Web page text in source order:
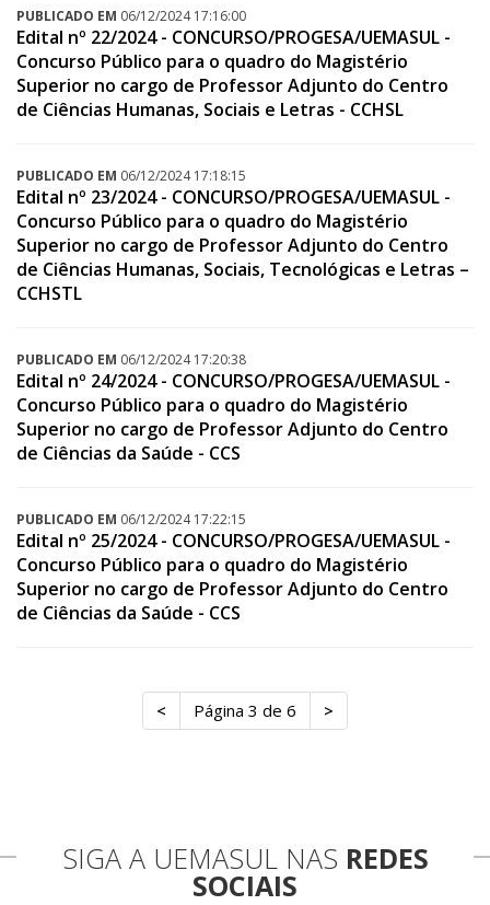
PUBLICADO EM 06/12/2024 17:16:00
Edital nº 22/2024 - CONCURSO/PROGESA/UEMASUL -
Concurso Público para o quadro do Magistério
Superior no cargo de Professor Adjunto do Centro
de Ciências Humanas, Sociais e Letras - CCHSL
PUBLICADO EM 06/12/2024 17:18:15
Edital nº 23/2024 - CONCURSO/PROGESA/UEMASUL -
Concurso Público para o quadro do Magistério
Superior no cargo de Professor Adjunto do Centro
de Ciências Humanas, Sociais, Tecnológicas e Letras –
CCHSTL
PUBLICADO EM 06/12/2024 17:20:38
Edital nº 24/2024 - CONCURSO/PROGESA/UEMASUL -
Concurso Público para o quadro do Magistério
Superior no cargo de Professor Adjunto do Centro
de Ciências da Saúde - CCS
PUBLICADO EM 06/12/2024 17:22:15
Edital nº 25/2024 - CONCURSO/PROGESA/UEMASUL -
Concurso Público para o quadro do Magistério
Superior no cargo de Professor Adjunto do Centro
de Ciências da Saúde - CCS
< Página 3 de 6 >
SIGA A UEMASUL NAS REDES
SOCIAIS